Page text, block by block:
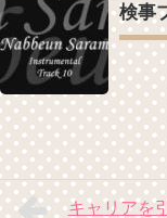
検事
キャリアを